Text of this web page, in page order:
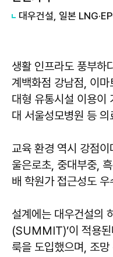
생활 인프라도 풍부하
계백화점 강남점, 이
대형 유통시설 이용이
대 서울성모병원 등
교육 환경 역시 강점
울은로초, 중대부중,
배 학원가 접근성도 우
설계에는 대우건설의
(SUMMIT)’이 적용된
룩을 도입했으며, 조